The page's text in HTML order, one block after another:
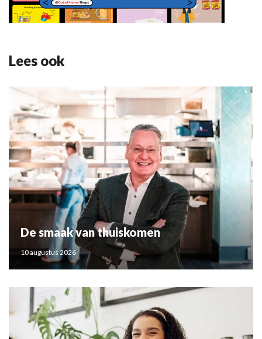
Lees ook
De smaak van thuiskomen
10 augustus 2026